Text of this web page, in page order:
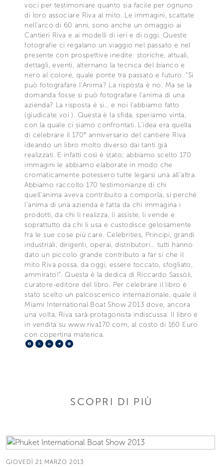
voci per testimoniare quanto sia facile per ognuno
di loro associare Riva al mito. Le immagini, scattate
nell’arco di 60 anni, sono anche un omaggio ai
Cantieri Riva e ai modelli di ieri e di oggi. Queste
fotografie ci regalano un viaggio nel passato e nel
presente con prospettive inedite: storiche, attuali,
dettagli, eventi, alternano la tecnica del bianco e
nero al colore, quale ponte tra passato e futuro. “Si
può fotografare l’Anima? La risposta è no. Ma se la
domanda fosse si può fotografare l’anima di una
azienda? La risposta è si… e noi l’abbiamo fatto
(giudicate voi ). Questa è la sfida, speriamo vinta,
con la quale ci siamo confrontati. L’idea era quella
di celebrare il 170° anniversario del cantiere Riva
ideando un libro molto diverso dai tanti già
realizzati. E infatti così è stato; abbiamo scelto 170
immagini le abbiamo elaborate in modo che
cromaticamente potessero tutte legarsi una all’altra.
Abbiamo raccolto 170 testimonianze di chi
quell’anima aveva contribuito a comporla, si perché
l’anima di una azienda è fatta da chi immagina i
prodotti, da chi li realizza, li assiste, li vende e
soprattutto da chi li usa e custodisce gelosamente
fra le sue cose più care. Celebrities, Principi, grandi
industriali, dirigenti, operai, distributori… tutti hanno
dato un piccolo grande contributo a far si che il
mito Riva possa, da oggi, essere toccato, sfogliato,
ammirato!”. Questa è la dedica di Riccardo Sassòli,
curatore-editore del libro. Per celebrare il libro è
stato scelto un palcoscenico internazionale, quale il
Miami International Boat Show 2013 dove, ancora
una volta, Riva sarà protagonista indiscussa. Il libro è
in vendita su www.riva170.com, al costo di 160 Euro
con copertina materica.
Facebook
X LinkedIn
Telegram
SCOPRI DI PIÙ
GIOVEDÌ 21 MARZO 2013